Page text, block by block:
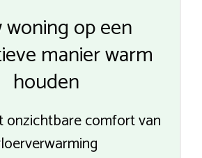
woning op een
manier warm
houden
onzichtbare comfort van